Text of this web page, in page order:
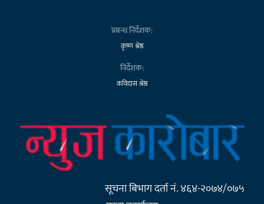
प्रबन्ध निर्देशक:
कृष्ण श्रेष्ठ
निर्देशक:
कविदास श्रेष्ठ
सूचना बिभाग दर्ता नं. ४६४-२०७४/०७५